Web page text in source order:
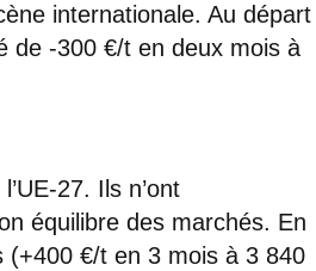
internationale. Au départ
de -300 €/t en deux mois à
27. Ils n’ont
équilibre des marchés. En
(+400 €/t en 3 mois à 3 840